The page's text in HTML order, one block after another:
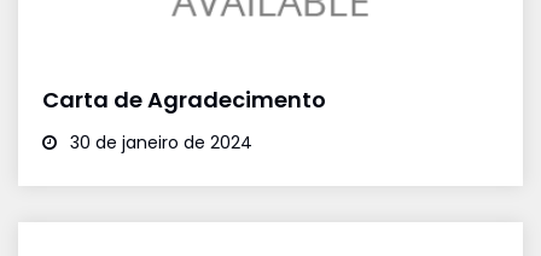
Carta de Agradecimento
30 de janeiro de 2024